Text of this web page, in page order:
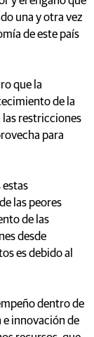
una y otra vez
de este país
que la
de la
las restricciones
para
estas
las peores
de las
desde
es debido al
dentro de
e innovación de